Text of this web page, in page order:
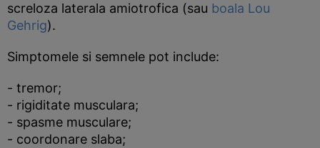
screloza laterala amiotrofica (sau boala Lou
Gehrig).
Simptomele si semnele pot include:
- tremor;
- rigiditate musculara;
- spasme musculare;
- coordonare slaba;